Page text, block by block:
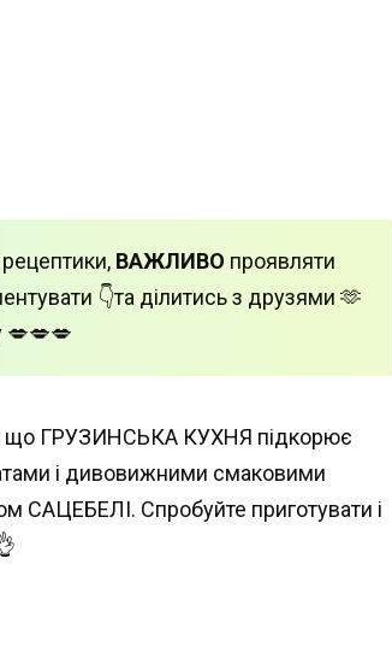
ВАЖЛИВО проявляти
👇та ділитись з друзями 🫶
💋💋💋
що ГРУЗИНСЬКА КУХНЯ підкорює
і дивовижними смаковими
САЦЕБЕЛІ. Спробуйте приготувати і